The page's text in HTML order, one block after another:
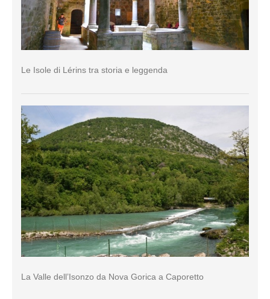
Le Isole di Lérins tra storia e leggenda
La Valle dell’Isonzo da Nova Gorica a Caporetto